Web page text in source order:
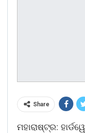
Share
ମହାରାଷ୍ଟ୍ର: